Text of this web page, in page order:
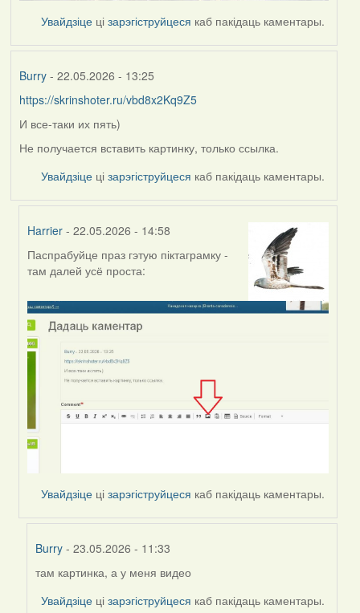
Увайдзіце цізарэгіструйцеся каб пакідаць каментары.
Burry- 22.05.2026 - 13:25
https://skrinshoter.ru/vbd8x2Kq9Z5
И все-таки их пять)
Не получается вставить картинку, только ссылка.
Увайдзіце цізарэгіструйцеся каб пакідаць каментары.
Harrier - 22.05.2026 - 14:58
In
reply
by
Burry
Паспрабуйце праз гэтую піктаграмку -
там далей усё проста:
Увайдзіце цізарэгіструйцеся каб пакідаць каментары.
Burry - 23.05.2026 - 11:33
In
reply
там картинка, а у меня видео
Увайдзіце цізарэгіструйцеся каб пакідаць каментары.